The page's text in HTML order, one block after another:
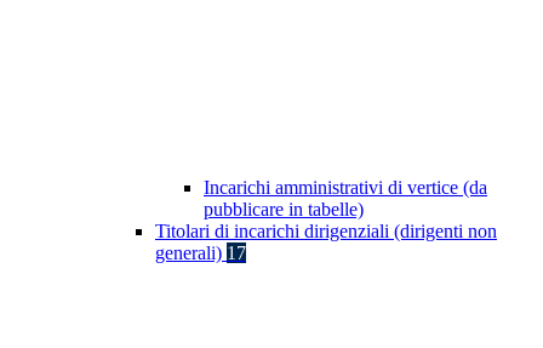
Incarichi amministrativi di vertice (da
pubblicare in tabelle)
Titolari di incarichi dirigenziali (dirigenti non
generali) 17